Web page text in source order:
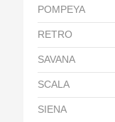
POMPEYA
RETRO
SAVANA
SCALA
SIENA